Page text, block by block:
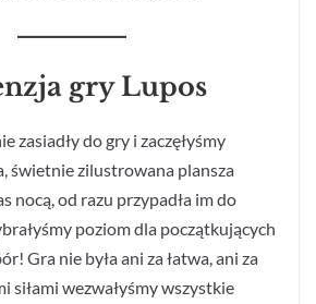
gry Lupos
zasiadły do gry i zaczęłyśmy
świetnie zilustrowana plansza
nocą, od razu przypadła im do
poziom dla początkujących
Gra nie była ani za łatwa, ani za
siłami wezwałyśmy wszystkie